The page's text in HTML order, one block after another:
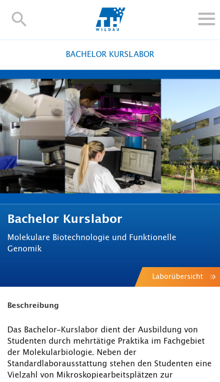
TH-
FORSCHUNG UND TRANSFER
ALUMNI
HOCHSCHULE
INTERNATIONAL
BESCHÄFTIGTE
Blogs Kontakt und Anfahrt Webmail Moodle
TH Online-Portal Personensuche English
BACHELOR KURSLABOR
Bachelor Kurslabor
Molekulare Biotechnologie und Funktionelle
Genomik
Laborübersicht
Beschreibung
Das Bachelor-Kurslabor dient der Ausbildung von
Studenten durch mehrtätige Praktika im Fachgebiet
der Molekularbiologie. Neben der
Standardlaborausstattung stehen den Studenten eine
Vielzahl von Mikroskopiearbeitsplätzen zur